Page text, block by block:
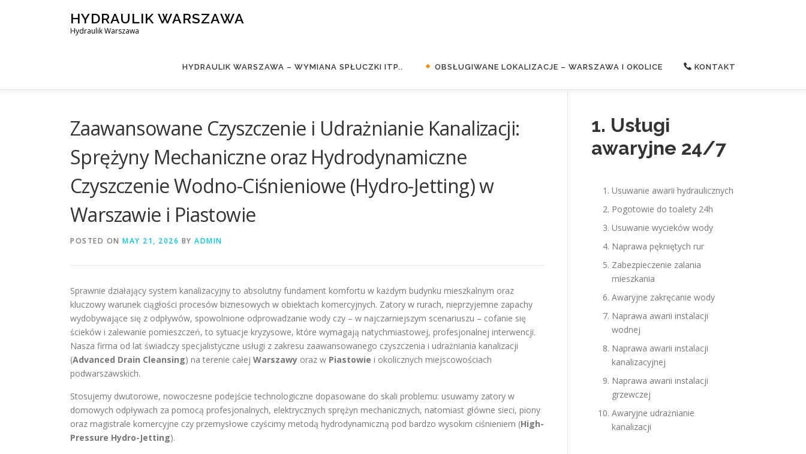
HYDRAULIK WARSZAWA
Hydraulik Warszawa
HYDRAULIK WARSZAWA – WYMIANA SPŁUCZKI ITP.. OBSŁUGIWANE LOKALIZACJE – WARSZAWA I OKOLICE KONTAKT
Zaawansowane Czyszczenie i Udrażnianie Kanalizacji:
Sprężyny Mechaniczne oraz Hydrodynamiczne
Czyszczenie Wodno-Ciśnieniowe (Hydro-Jetting) w
Warszawie i Piastowie
POSTED ON MAY 21, 2026 BY ADMIN
Sprawnie działający system kanalizacyjny to absolutny fundament komfortu w każdym budynku mieszkalnym oraz
kluczowy warunek ciągłości procesów biznesowych w obiektach komercyjnych. Zatory w rurach, nieprzyjemne zapachy
wydobywające się z odpływów, spowolnione odprowadzanie wody czy – w najczarniejszym scenariuszu – cofanie się
ścieków i zalewanie pomieszczeń, to sytuacje kryzysowe, które wymagają natychmiastowej, profesjonalnej interwencji.
Nasza firma od lat świadczy specjalistyczne usługi z zakresu zaawansowanego czyszczenia i udrażniania kanalizacji
(Advanced Drain Cleansing) na terenie całej Warszawy oraz w Piastowie i okolicznych miejscowościach
podwarszawskich.
Stosujemy dwutorowe, nowoczesne podejście technologiczne dopasowane do skali problemu: usuwamy zatory w
domowych odpływach za pomocą profesjonalnych, elektrycznych sprężyn mechanicznych, natomiast główne sieci, piony
oraz magistrale komercyjne czy przemysłowe czyścimy metodą hydrodynamiczną pod bardzo wysokim ciśnieniem (High-
Pressure Hydro-Jetting).
1. Usługi
awaryjne 24/7
Usuwanie awarii hydraulicznych
Pogotowie do toalety 24h
Usuwanie wycieków wody
Naprawa pękniętych rur
Zabezpieczenie zalania
mieszkania
Awaryjne zakręcanie wody
Naprawa awarii instalacji
wodnej
Naprawa awarii instalacji
kanalizacyjnej
Naprawa awarii instalacji
grzewczej
Awaryjne udrażnianie
kanalizacji